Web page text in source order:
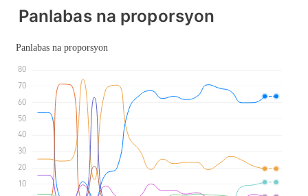
Panlabas na proporsyon